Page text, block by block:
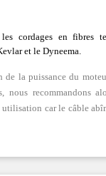
cordages en fibres
et le Dyneema.
la puissance du
nous recommandons
car le câble